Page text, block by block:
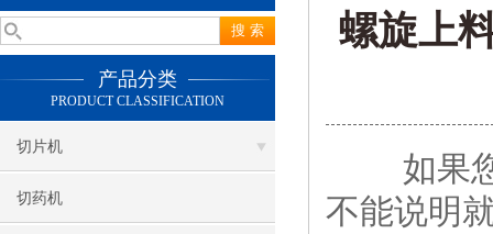
产品分类
PRODUCT CLASSIFICATION
切片机
切药机
螺旋上
如果
不能说明